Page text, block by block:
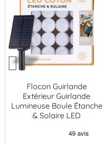
Flocon Guirlande
Extérieur Guirlande
Lumineuse Boule Étanche
& Solaire LED